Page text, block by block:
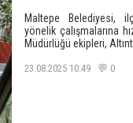
Maltepe Belediyesi,
yönelik çalışmalarına
Müdürlüğü ekipleri,
23.08.2025 10:49 💬 0